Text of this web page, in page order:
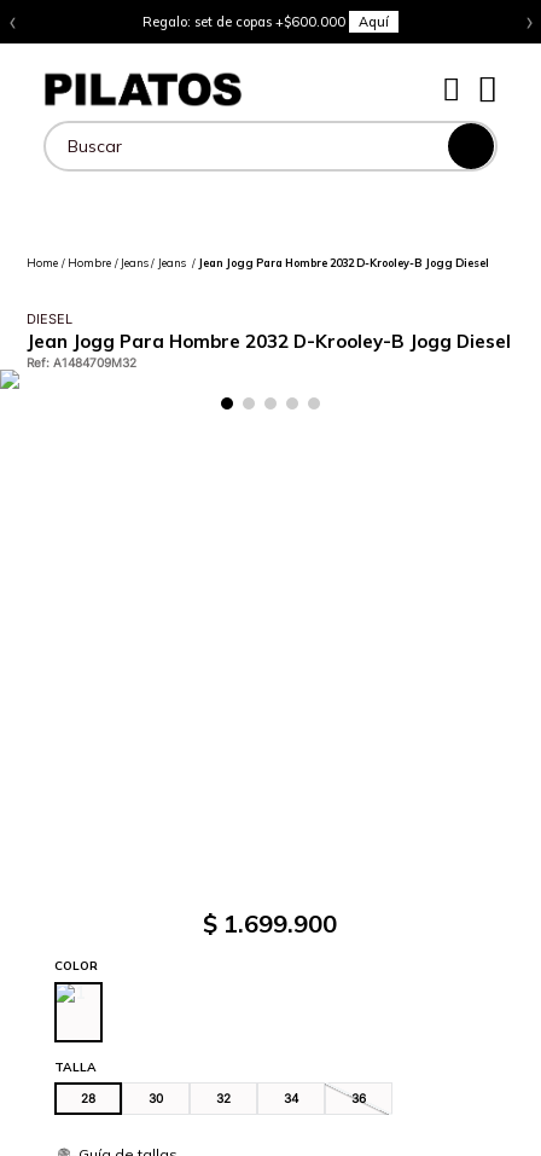
‹ Regalo: set de copas +$600.000 Aquí ›
Buscar
Hombre Jeans Jeans Jean Jogg Para Hombre 2032 D-Krooley-B Jogg Diesel
DIESEL
Jean Jogg Para Hombre 2032 D-Krooley-B Jogg Diesel
Ref:A1484709M32
$ 1.699.900
TALLA
28 30 32 34 36
COLOR